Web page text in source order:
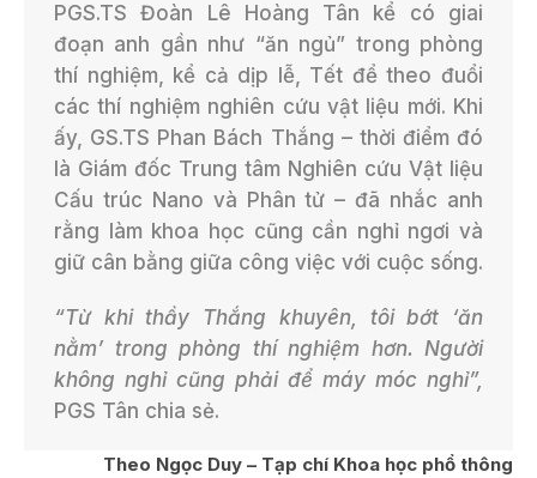
PGS.TS Đoàn Lê Hoàng Tân kể có giai
đoạn anh gần như “ăn ngủ” trong phòng
thí nghiệm, kể cả dịp lễ, Tết để theo đuổi
các thí nghiệm nghiên cứu vật liệu mới. Khi
ấy, GS.TS Phan Bách Thắng – thời điểm đó
là Giám đốc Trung tâm Nghiên cứu Vật liệu
Cấu trúc Nano và Phân tử – đã nhắc anh
rằng làm khoa học cũng cần nghỉ ngơi và
giữ cân bằng giữa công việc với cuộc sống.
“Từ khi thầy Thắng khuyên, tôi bớt ‘ăn
nằm’ trong phòng thí nghiệm hơn. Người
không nghỉ cũng phải để máy móc nghỉ”,
PGS Tân chia sẻ.
Theo Ngọc Duy – Tạp chí Khoa học phổ thông